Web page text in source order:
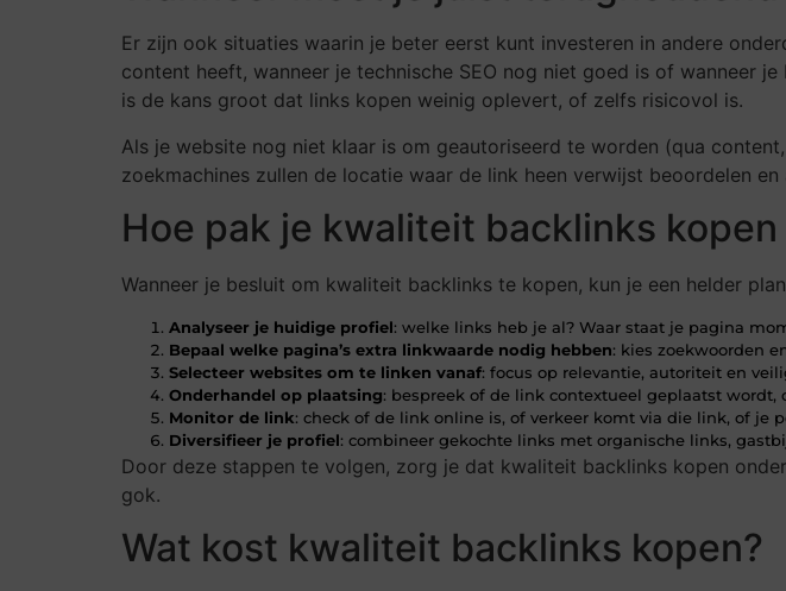
Er zijn ook situaties waarin je beter eerst kunt investeren in andere
content heeft, wanneer je technische SEO nog niet goed is of wanneer
is de kans groot dat links kopen weinig oplevert, of zelfs risicovol is.
Als je website nog niet klaar is om geautoriseerd te worden (qua
zoekmachines zullen de locatie waar de link heen verwijst beoordelen
Hoe pak je kwaliteit backlinks
Wanneer je besluit om kwaliteit backlinks te kopen, kun je een helder
Analyseer je huidige profiel: welke links heb je al? Waar staat je pagina
Bepaal welke pagina’s extra linkwaarde nodig hebben: kies zoekwoorden
Selecteer websites om te linken vanaf: focus op relevantie, autoriteit en
Onderhandel op plaatsing: bespreek of de link contextueel geplaatst
Monitor de link: check of de link online is, of verkeer komt via die link, of je
Diversifieer je profiel: combineer gekochte links met organische links,
Door deze stappen te volgen, zorg je dat kwaliteit backlinks kopen
gok.
Wat kost kwaliteit backlinks kopen?